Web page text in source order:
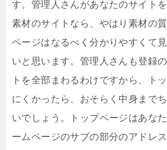
す。管理人さんがあなたのサイト
素材のサイトなら、やはり素材の
ページはなるべく分かりやすくて
いと思います。管理人さんも登録
トを全部まわるわけですから、ト
にくかったら、おそらく中身まで
いでしょう。トップページはあな
ームページのサブの部分のアドレ